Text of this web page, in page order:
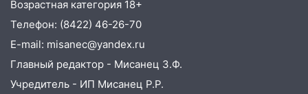
14:16
Шторм продолжает ломать город:
на улице Любови Шевцовой рухнул
светофор
14:14 Студента из Ульяновска обманули
мошенники под видом преподавателя
Возрастная категория 18+
Телефон: (8422) 46-26-70
E-mail: misanec@yandex.ru
Главный редактор - Мисанец З.Ф.
Учредитель - ИП Мисанец Р.Р.